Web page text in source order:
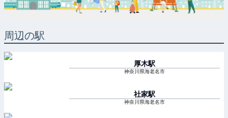
周辺の駅
厚木駅
神奈川県海老名市
社家駅
神奈川県海老名市